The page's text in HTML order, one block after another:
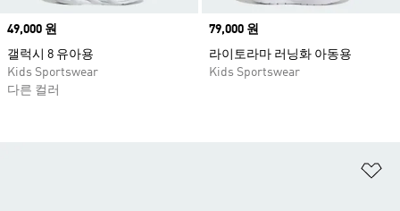
Price
49,000 원
갤럭시 8 유아용
Kids Sportswear
다른 컬러
Price
79,000 원
라이토라마 러닝화 아동용
Kids Sportswear